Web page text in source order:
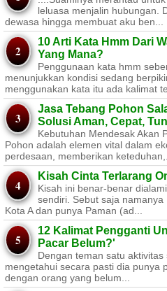
leluasa menjalin hubungan.
dewasa hingga membuat aku ben...
10 Arti Kata Hmm Dari
Yang Mana?
Penggunaan kata hmm
menunjukkan kondisi sedang
menggunakan kata itu ada kalimat
Jasa Tebang Pohon
Solusi Aman, Cepat,
Kebutuhan Mendesak Akan
Pohon adalah elemen vital dalam
perdesaan, memberikan
Kisah Cinta Terlarang
Kisah ini benar-benar
sendiri. Sebut saja
Kota A dan punya Paman (ad...
12 Kalimat Pengganti
Pacar Belum?'
Dengan teman satu
mengetahui secara pasti dia punya
dengan orang yang belum...